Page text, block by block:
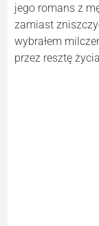
jego romans z
zamiast
wybrałem
przez resztę